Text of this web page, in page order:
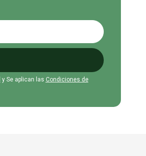
y Se aplican las Condiciones de